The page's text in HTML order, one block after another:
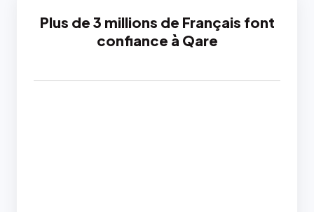
Plus de 3 millions de Français font
confiance à Qare